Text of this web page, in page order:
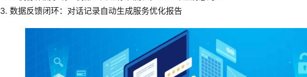
3. 数据反馈闭环：对话记录自动生成服务优化报告